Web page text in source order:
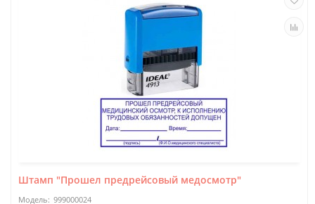
Штамп "Прошел предрейсовый медосмотр"
999000024